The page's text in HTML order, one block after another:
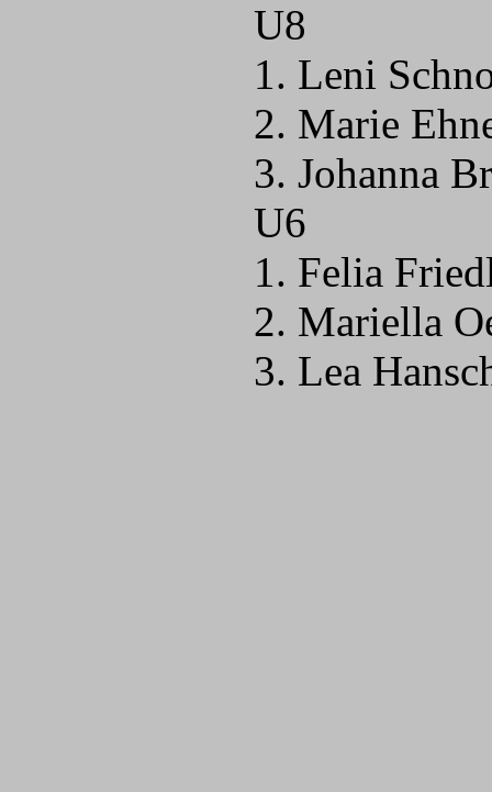
U8
1. Leni
2. Marie
3. Johanna
U6
1. Felia
2. Mariella
3. Lea